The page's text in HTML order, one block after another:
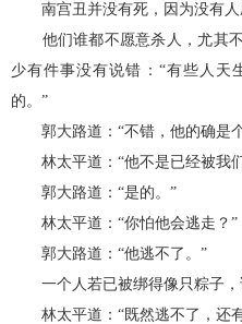
南宫丑并没有死，因为没有人
他们谁都不愿意杀人，尤其不
少有件事没有说错：“有些人天
的。”
郭大路道：“不错，他的确是
林太平道：“他不是已经被我
郭大路道：“是的。”
林太平道：“你怕他会逃走？”
郭大路道：“他逃不了。”
一个人若已被绑得像只粽子，
林太平道：“既然逃不了，还